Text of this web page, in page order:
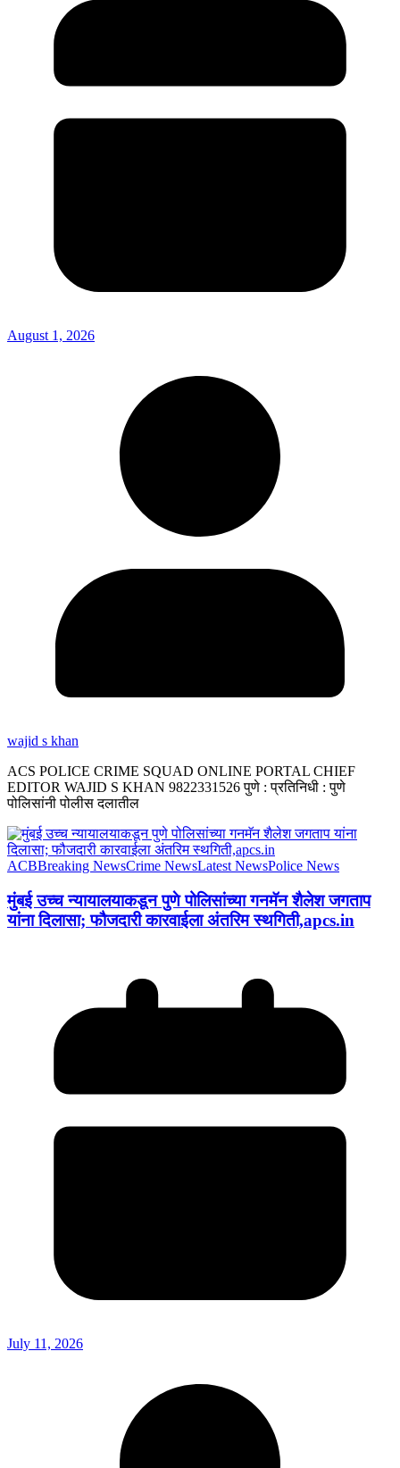
August 1, 2026
wajid s khan
ACS POLICE CRIME SQUAD ONLINE PORTAL CHIEF
EDITOR WAJID S KHAN 9822331526 पुणे : प्रतिनिधी : पुणे
पोलिसांनी पोलीस दलातील
ACBBreaking NewsCrime NewsLatest NewsPolice News
मुंबई उच्च न्यायालयाकडून पुणे पोलिसांच्या गनमॅन शैलेश जगताप
यांना दिलासा; फौजदारी कारवाईला अंतरिम स्थगिती,apcs.in
July 11, 2026